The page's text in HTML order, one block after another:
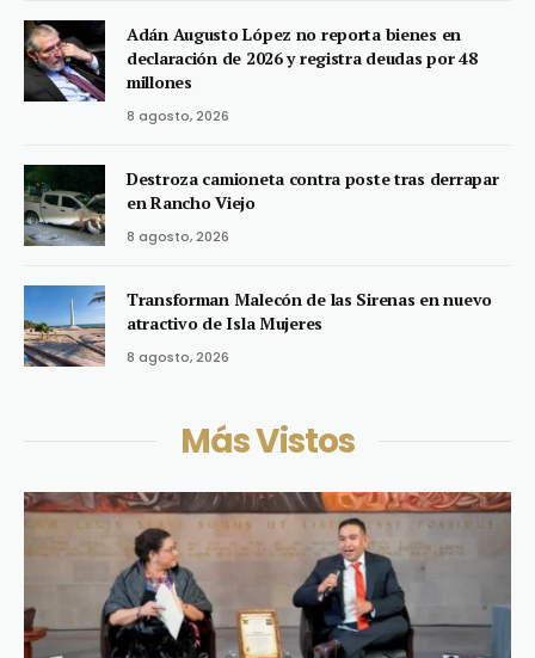
Adán Augusto López no reporta bienes en
declaración de 2026 y registra deudas por 48
millones
8 agosto, 2026
Destroza camioneta contra poste tras derrapar
en Rancho Viejo
8 agosto, 2026
Transforman Malecón de las Sirenas en nuevo
atractivo de Isla Mujeres
8 agosto, 2026
Más Vistos